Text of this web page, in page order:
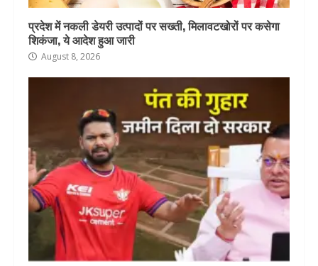
प्रदेश में नकली डेयरी उत्पादों पर सख्ती, मिलावटखोरों पर कसेगा
शिकंजा, ये आदेश हुआ जारी
August 8, 2026